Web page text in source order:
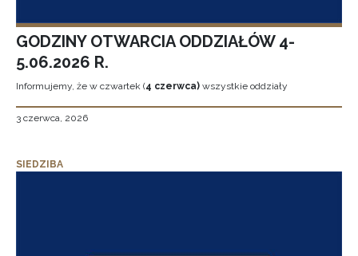
GODZINY OTWARCIA ODDZIAŁÓW 4-
5.06.2026 R.
Informujemy, że w czwartek (4 czerwca) wszystkie oddziały
3 czerwca, 2026
SIEDZIBA